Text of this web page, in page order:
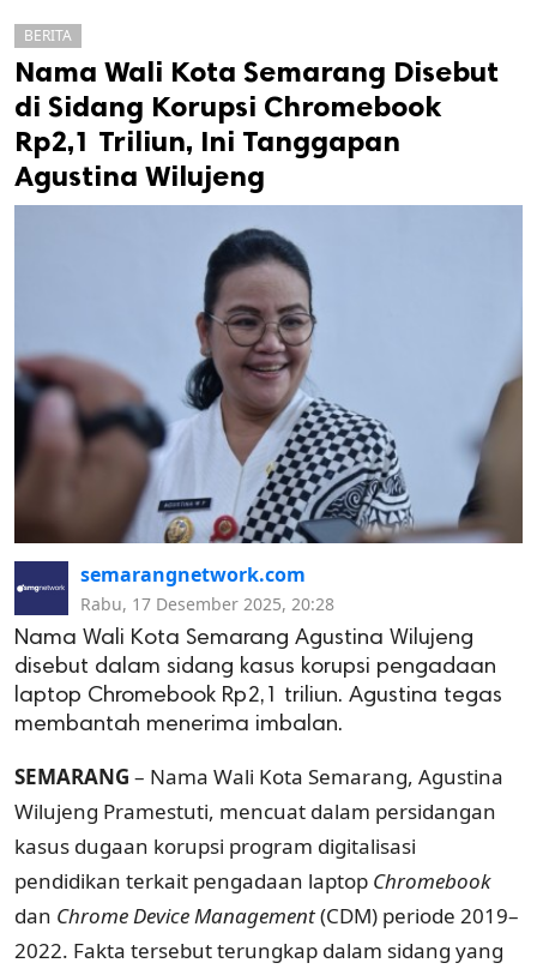
BERITA
Nama Wali Kota Semarang Disebut
di Sidang Korupsi Chromebook
Rp2,1 Triliun, Ini Tanggapan
Agustina Wilujeng
semarangnetwork.com
Rabu, 17 Desember 2025, 20:28
Nama Wali Kota Semarang Agustina Wilujeng
disebut dalam sidang kasus korupsi pengadaan
laptop Chromebook Rp2,1 triliun. Agustina tegas
membantah menerima imbalan.
SEMARANG – Nama Wali Kota Semarang, Agustina
Wilujeng Pramestuti, mencuat dalam persidangan
kasus dugaan korupsi program digitalisasi
pendidikan terkait pengadaan laptop Chromebook
dan Chrome Device Management(CDM) periode 2019–
2022. Fakta tersebut terungkap dalam sidang yang